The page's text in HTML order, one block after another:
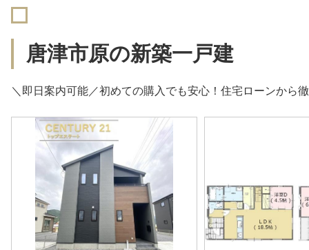
唐津市原の新築一戸建
＼即日案内可能／初めての購入でも安心！住宅ローンから